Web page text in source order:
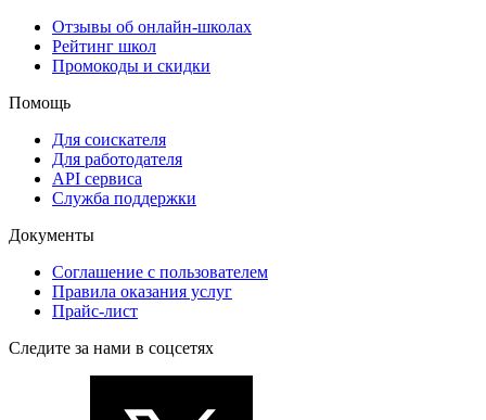
Отзывы об онлайн-школах
Рейтинг школ
Промокоды и скидки
Помощь
Для соискателя
Для работодателя
API сервиса
Служба поддержки
Документы
Соглашение с пользователем
Правила оказания услуг
Прайс-лист
Следите за нами в соцсетях